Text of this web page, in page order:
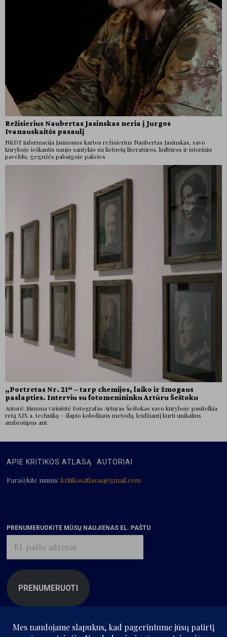
Režisierius Naubertas Jasinskas neria į Jurgos
Ivanauskaitės pasaulį
NKDT informacija Jaunosios kartos režisierius Naubertas Jasinskas, savo
kūryboje ieškantis naujo santykio su lietuvių literatūros, kultūros ir istoriniu
paveldu, gegužės pabaigoje pakvies
„Portretas Nr. 21“ – tarp chemijos, laiko ir žmogaus
paslapties. Interviu su fotomenininku Artūru Šeštoku
Autorė: Simona Griniūtė Fotografas Artūras Šeštokas savo kūryboje pasitelkia
retą XIX a. techniką – šlapio kolodijaus metodą, leidžiantį kurti unikalius
ambrotipus ant
APIE KRITIKOS ATLASĄ AUTORIAI
Parašykite mums:kritikosatlasas@gmail.com
PRENUMERUOKITE MŪSŲ NAUJIENAS EL. PAŠTU
pašto
adresas
PRENUMERUOTI
Geriausios 2025 m.